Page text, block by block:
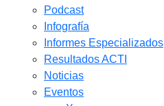
Podcast
Infografía
Informes Especializados
Resultados ACTI
Noticias
Eventos